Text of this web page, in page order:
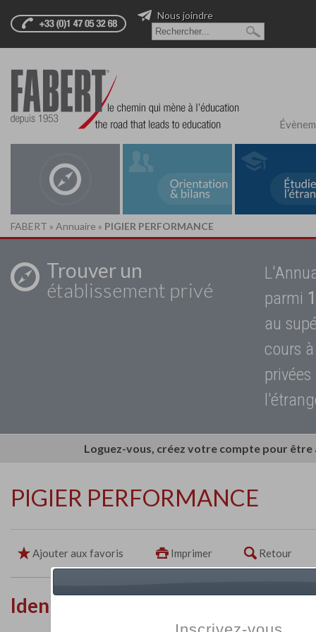
Nous joindre
FABERT » Annuaire » PIGIER PERFORMANCE
Trouver un
établissement privé
parmi
au
cours
Loguez-vous, créez votre compte pour
PIGIER PERFORMANCE
Ajouter aux favoris Imprimer Retour
Identité de l'établissement